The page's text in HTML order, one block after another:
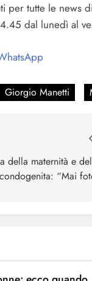
per tutte le news
dal lunedì al
Giorgio Manetti
della maternità e
“Mai